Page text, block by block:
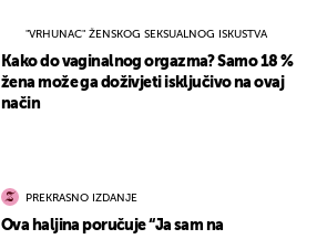
"VRHUNAC" ŽENSKOG SEKSUALNOG ISKUSTVA
Kako do vaginalnog orgazma? Samo 18 %
žena može ga doživjeti isključivo na ovaj
način
PREKRASNO IZDANJE
Ova haljina poručuje “Ja sam na